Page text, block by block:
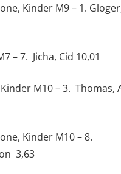
Kinder M9 – 1.
– 7. Jicha, Cid 10,01
M10 – 3. Thomas,
Kinder M10 – 8.
3,63